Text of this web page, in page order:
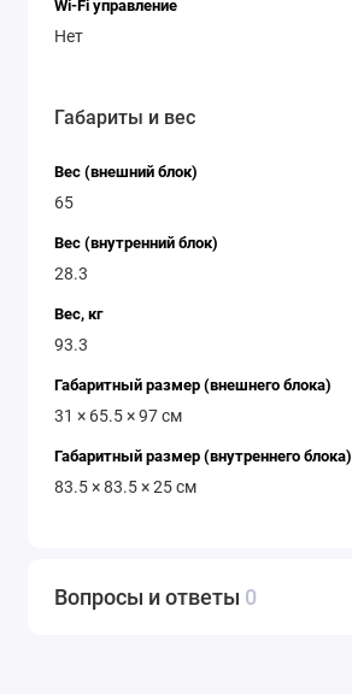
Wi-Fi управление
Нет
Габариты и вес
Вес (внешний блок)
65
Вес (внутренний блок)
28.3
Вес, кг
93.3
Габаритный размер (внешнего блока)
31 × 65.5 × 97 см
Габаритный размер (внутреннего блока)
83.5 × 83.5 × 25 см
Вопросы и ответы 0